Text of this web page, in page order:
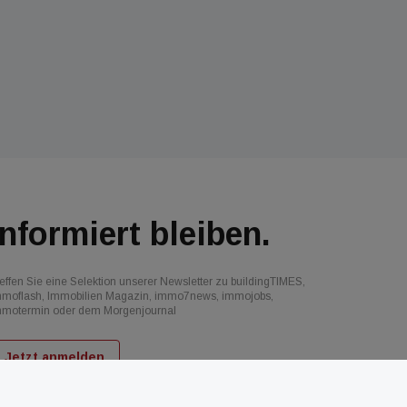
bleiben.
Sie eine Selektion unserer Newsletter zu buildingTIMES,
Immobilien Magazin, immo7news, immojobs,
oder dem Morgenjournal
Jetzt anmelden